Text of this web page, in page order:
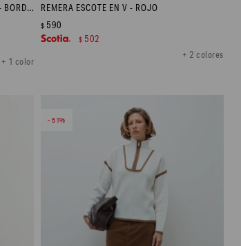
POLERA MANGA CORTA ACANALADA - BORDO MELANGE
+ 1 color
REMERA ESCOTE EN V - ROJO
+ 2 colores
$ 590
$ 502
51